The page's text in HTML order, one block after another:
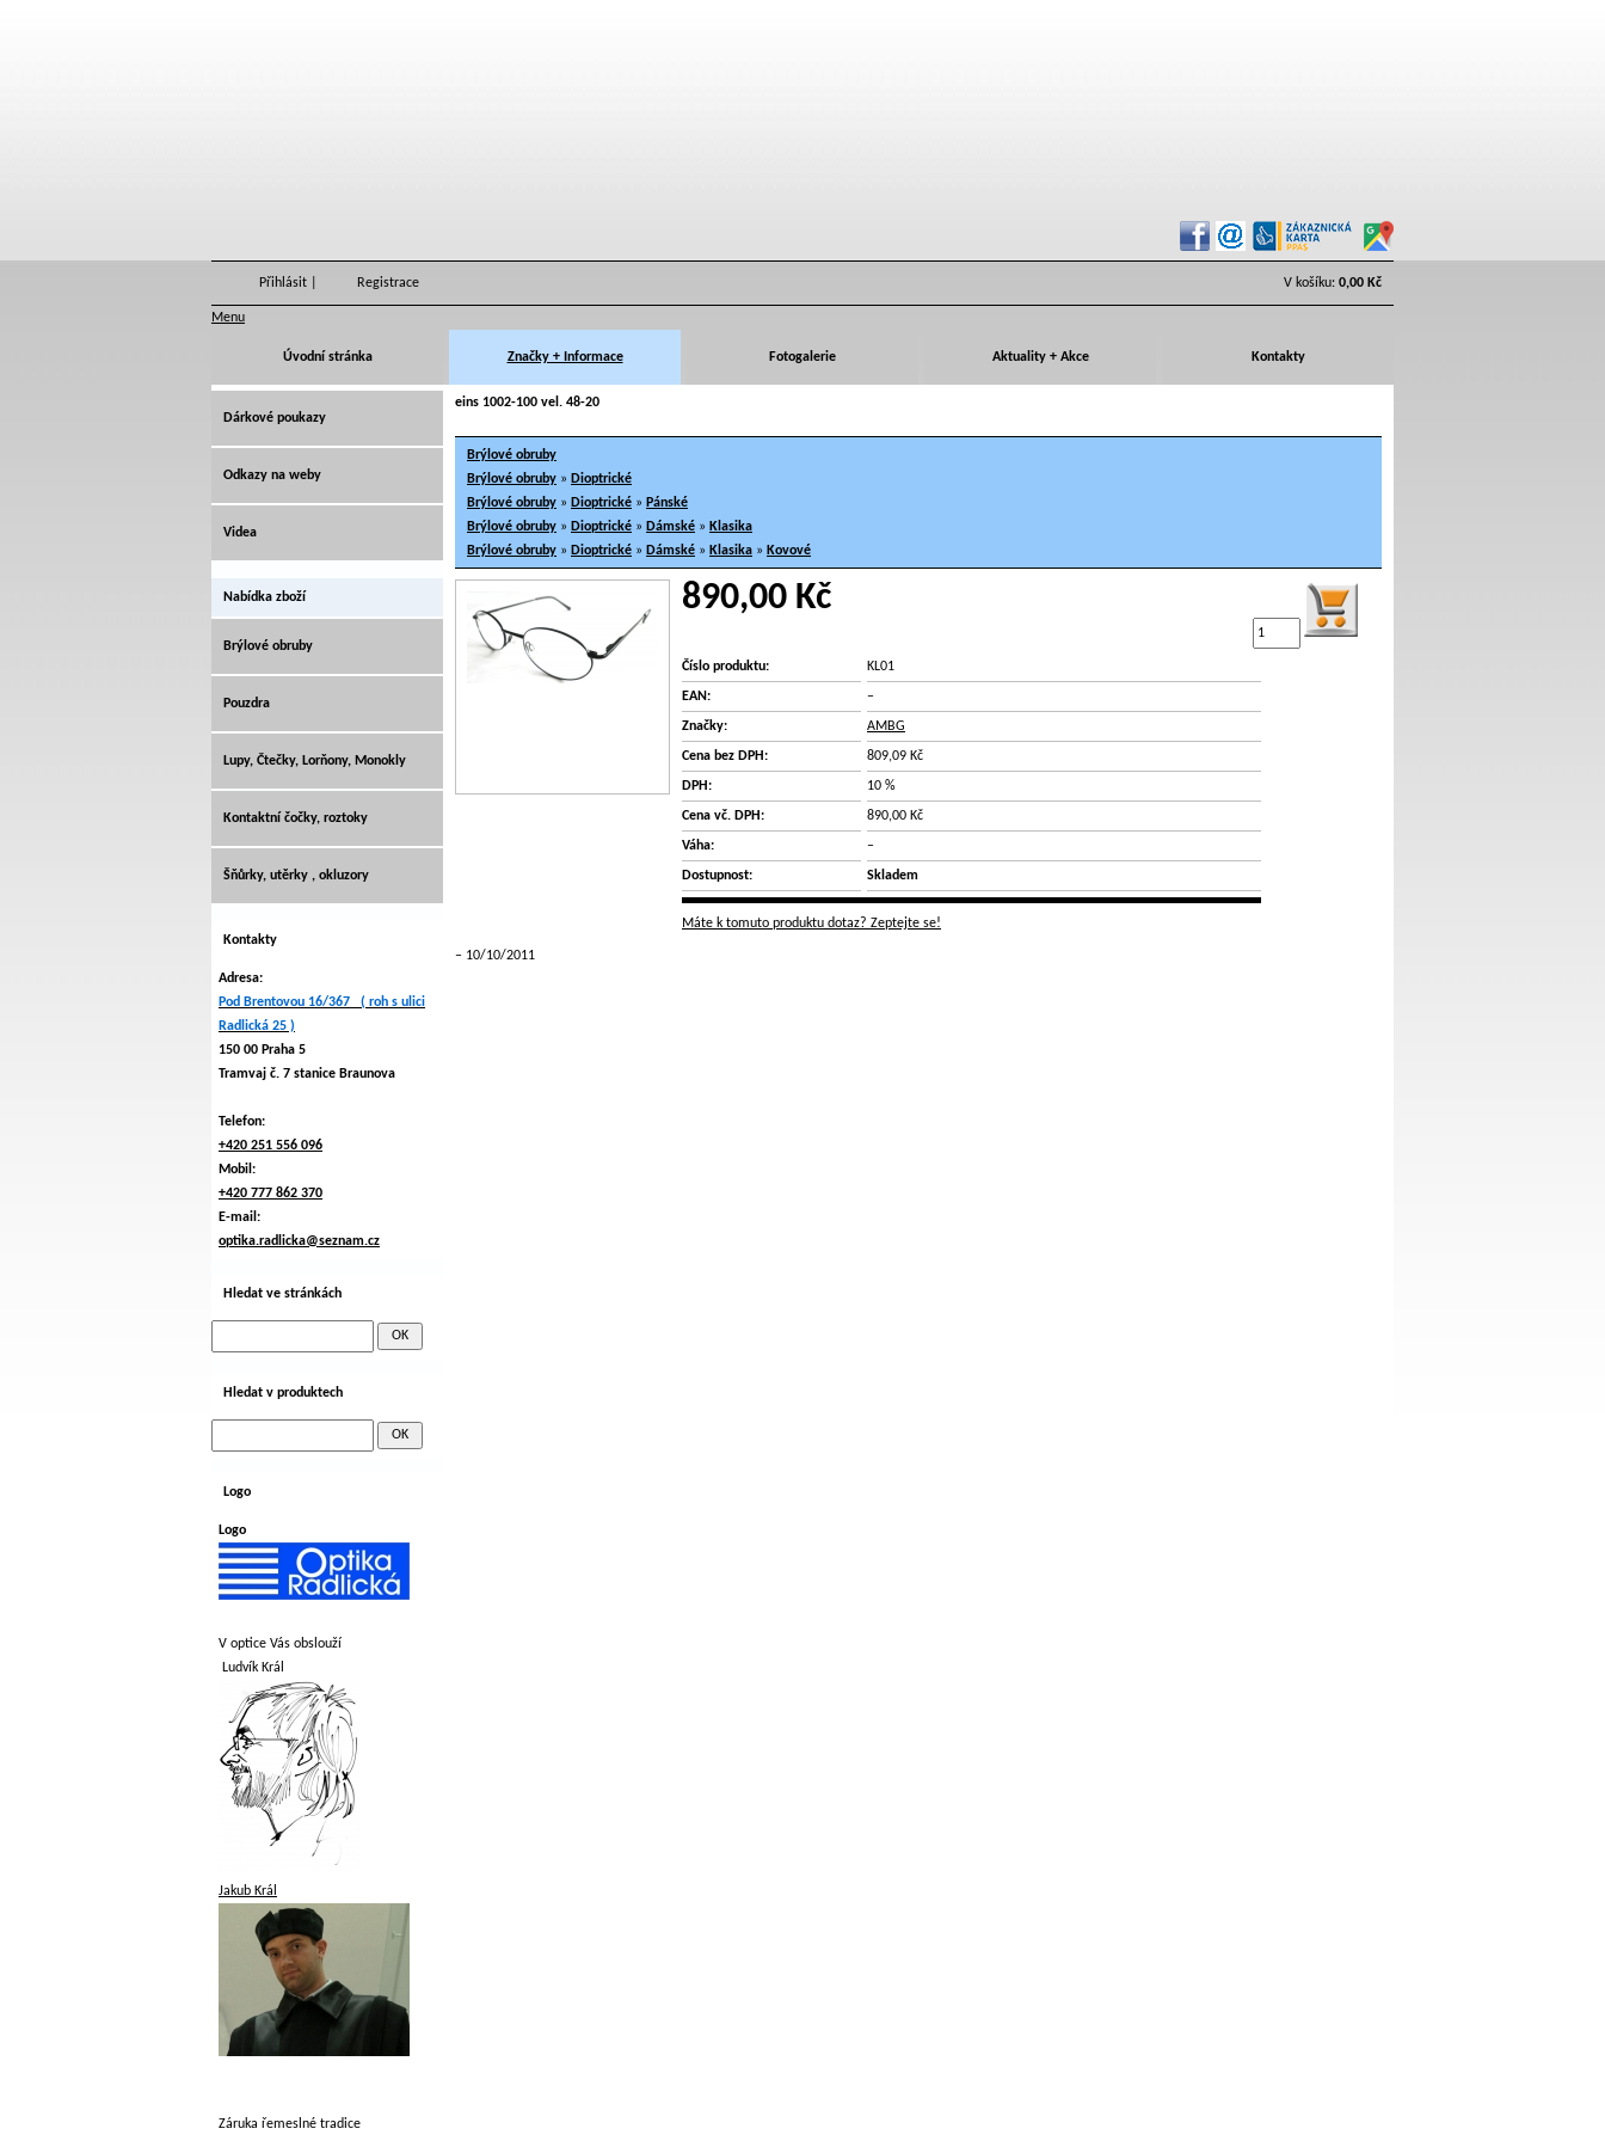
Přihlásit Registrace V košíku: 0,00 Kč
Menu
Úvodní stránka Značky + Informace Fotogalerie Aktuality + Akce Kontakty
eins 1002-100 vel. 48-20
Brýlové obruby
Brýlové obruby » Dioptrické
Brýlové obruby » Dioptrické » Pánské
Brýlové obruby » Dioptrické » Dámské » Klasika
Brýlové obruby » Dioptrické » Dámské » Klasika » Kovové
890,00 Kč
Číslo produktu: KL01
EAN: –
Značky: AMBG
Cena bez DPH: 809,09 Kč
DPH: 10 %
Cena vč. DPH: 890,00 Kč
Váha: –
Dostupnost: Skladem
Máte k tomuto produktu dotaz? Zeptejte se!
10/10/2011
Dárkové poukazy
Odkazy na weby
Videa
Nabídka zboží
Brýlové obruby
Pouzdra
Lupy, Čtečky, Lorňony, Monokly
Kontaktní čočky, roztoky
Šňůrky, utěrky , okluzory
Kontakty
Adresa:
Pod Brentovou 16/367 ( roh s ulici
Radlická 25 )
150 00 Praha 5
Tramvaj č. 7 stanice Braunova
Telefon:
+420 251 556 096
Mobil:
+420 777 862 370
E-mail:
optika.radlicka@seznam.cz
Hledat ve stránkách
Hledat v produktech
Logo
Logo
V optice Vás obslouží
Ludvík Král
Jakub Král
Záruka řemeslné tradice